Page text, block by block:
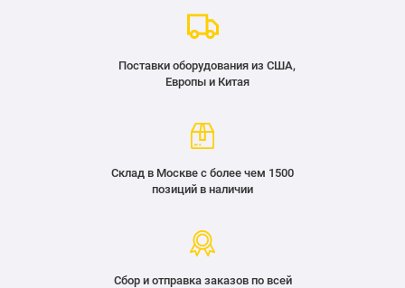
Поставки оборудования из США,
Европы и Китая
Склад в Москве с более чем 1500
позиций в наличии
Сбор и отправка заказов по всей